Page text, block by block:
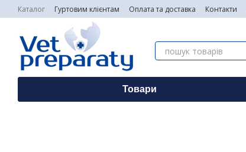
Перейти до основного контенту
Каталог Гуртовим клієнтам Оплата та доставка Контакти
Товари